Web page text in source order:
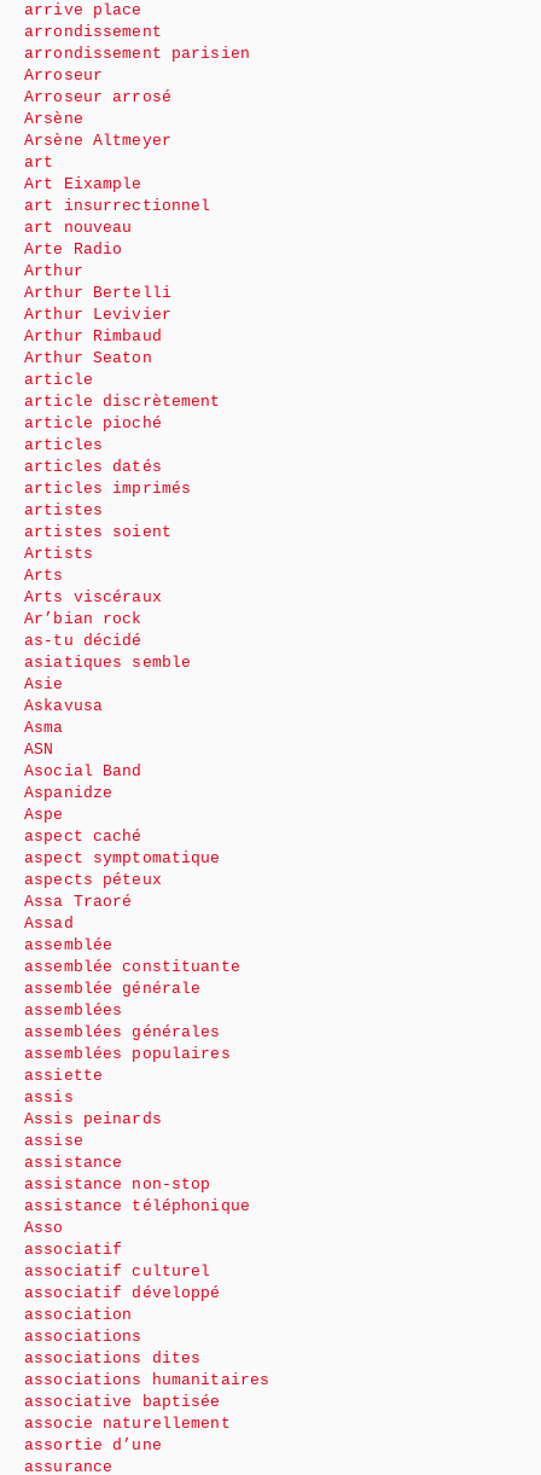
arrive place
arrondissement
arrondissement parisien
Arroseur
Arroseur arrosé
Arsène
Arsène Altmeyer
art
Art Eixample
art insurrectionnel
art nouveau
Arte Radio
Arthur
Arthur Bertelli
Arthur Levivier
Arthur Rimbaud
Arthur Seaton
article
article discrètement
article pioché
articles
articles datés
articles imprimés
artistes
artistes soient
Artists
Arts
Arts viscéraux
Ar’bian rock
as-tu décidé
asiatiques semble
Asie
Askavusa
Asma
ASN
Asocial Band
Aspanidze
Aspe
aspect caché
aspect symptomatique
aspects péteux
Assa Traoré
Assad
assemblée
assemblée constituante
assemblée générale
assemblées
assemblées générales
assemblées populaires
assiette
assis
Assis peinards
assise
assistance
assistance non-stop
assistance téléphonique
Asso
associatif
associatif culturel
associatif développé
association
associations
associations dites
associations humanitaires
associative baptisée
associe naturellement
assortie d’une
assurance